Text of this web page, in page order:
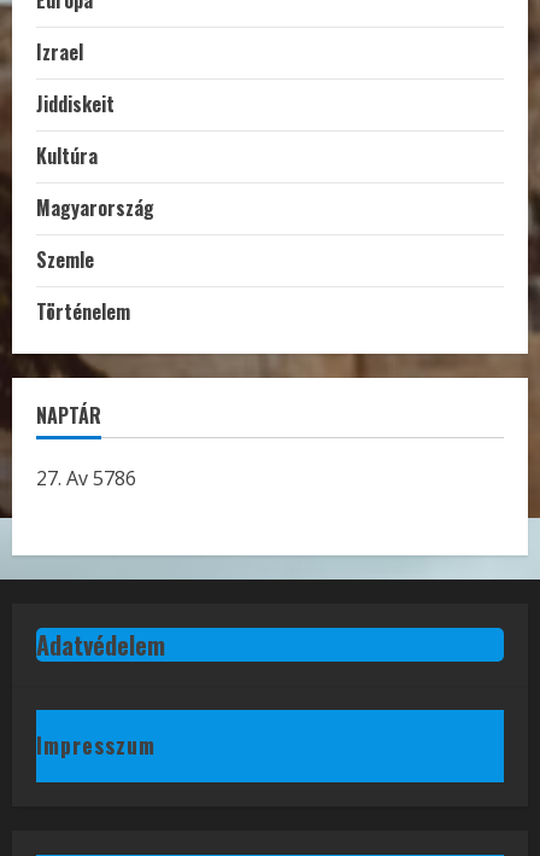
Izrael
Jiddiskeit
Kultúra
Magyarország
Szemle
Történelem
NAPTÁR
27. Av 5786
Adatvédelem
Impresszum